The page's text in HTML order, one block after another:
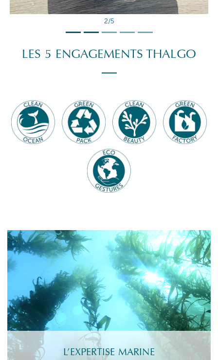
2/5
LES 5 ENGAGEMENTS THALGO
L’EXPERTISE MARINE